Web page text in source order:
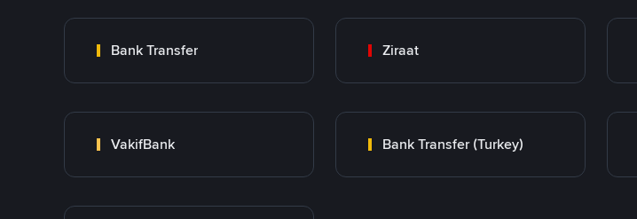
Bank Transfer Ziraat
VakifBank Bank Transfer (Turkey)